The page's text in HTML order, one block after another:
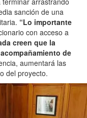
sanción de una
“Lo importante
con acceso a
creen que la
de
aumentará las
del proyecto.